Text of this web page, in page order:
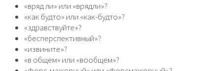
«вряд ли» или «врядли»?
«как будто» или «как-будто»?
«здравствуйте»?
«бесперспективный»?
«извините»?
«в общем» или «вообщем»?